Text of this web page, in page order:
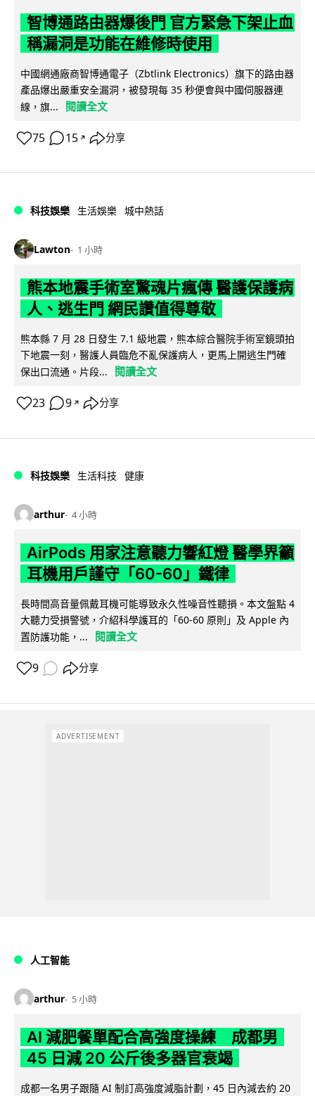
智博通路由器爆後門 官方緊急下架止血
稱漏洞是功能在維修時使用
中國網通廠商智博通電子（Zbtlink Electronics）旗下的路由器
產品爆出嚴重安全漏洞，被發現每 35 秒便會與中國伺服器連
線，旗...
閱讀全文
75 15 ↗ 分享
科技娛樂 生活娛樂 城中熱話
Lawton 1 小時
熊本地震手術室驚魂片瘋傳 醫護保護病
人、逃生門 網民讚值得尊敬
熊本縣 7 月 28 日發生 7.1 級地震，熊本綜合醫院手術室鏡頭拍
下地震一刻，醫護人員臨危不亂保護病人，更馬上開逃生門確
保出口流通。片段...
閱讀全文
23 9 ↗ 分享
科技娛樂 生活科技 健康
arthur 4 小時
AirPods 用家注意聽力響紅燈 醫學界籲
耳機用戶謹守「60-60」鐵律
長時間高音量佩戴耳機可能導致永久性噪音性聽損。本文盤點 4
大聽力受損警號，介紹科學護耳的「60-60 原則」及 Apple 內
置防護功能，...
閱讀全文
9 分享
ADVERTISEMENT
人工智能
arthur 5 小時
AI 減肥餐單配合高強度操練 成都男
45 日減 20 公斤後多器官衰竭
成都一名男子跟隨 AI 制訂高強度減脂計劃，45 日內減去約 20